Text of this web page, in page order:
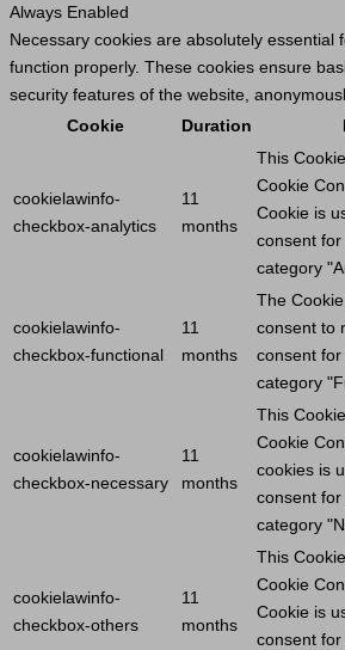
Always Enabled
Necessary cookies are absolutely essential
function properly. These cookies ensure
security features of the website,
Cookie
Duration
cookielawinfo-
checkbox-analytics
11
months
This Cookie
Cookie
Cookie is
consent
category
cookielawinfo-
checkbox-functional
11
months
The Cookie
consent to
consent
category
cookielawinfo-
checkbox-necessary
11
months
This Cookie
Cookie
cookies is
consent
category
cookielawinfo-
checkbox-others
11
months
This Cookie
Cookie
Cookie is
consent